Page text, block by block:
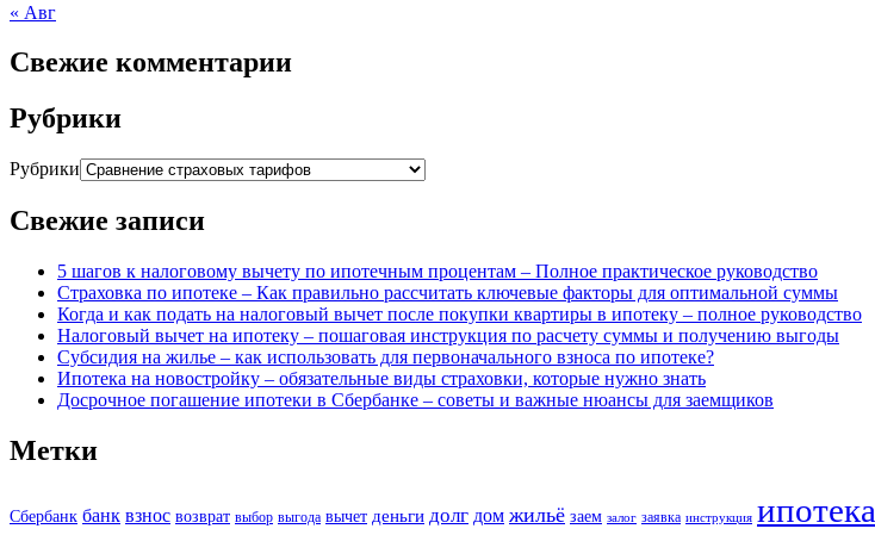
« Авг
Свежие комментарии
Рубрики
Рубрики
Свежие записи
5 шагов к налоговому вычету по ипотечным процентам – Полное практическое руководство
Страховка по ипотеке – Как правильно рассчитать ключевые факторы для оптимальной суммы
Когда и как подать на налоговый вычет после покупки квартиры в ипотеку – полное руководство
Налоговый вычет на ипотеку – пошаговая инструкция по расчету суммы и получению выгоды
Субсидия на жилье – как использовать для первоначального взноса по ипотеке?
Ипотека на новостройку – обязательные виды страховки, которые нужно знать
Досрочное погашение ипотеки в Сбербанке – советы и важные нюансы для заемщиков
Метки
Сбербанк банк взнос возврат выбор выгода вычет деньги долг дом жильё заем залог заявка инструкция ипотека